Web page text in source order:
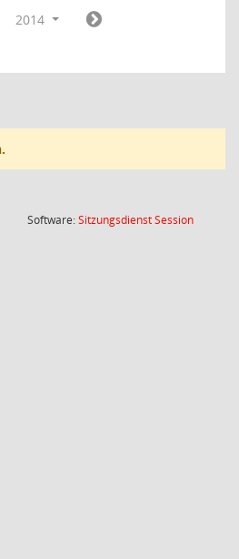
2014
Software:SitzungsdienstSession(Wird in